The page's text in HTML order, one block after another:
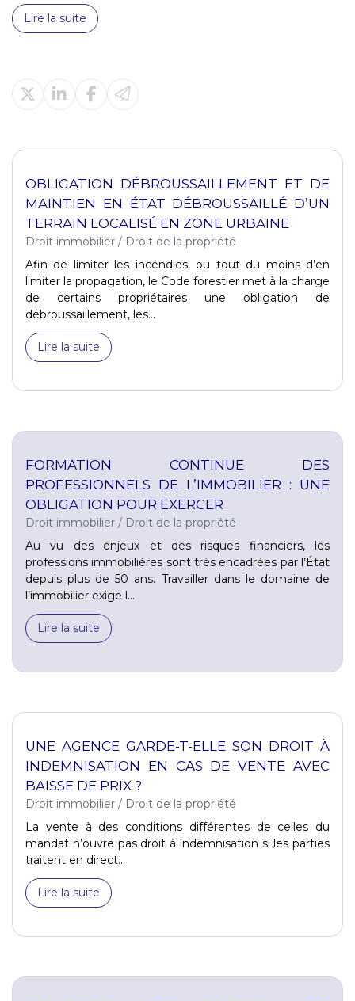
Lire la suite
OBLIGATION DÉBROUSSAILLEMENT ET DE
MAINTIEN EN ÉTAT DÉBROUSSAILLÉ D’UN
TERRAIN LOCALISÉ EN ZONE URBAINE
Droit immobilier / Droit de la propriété
Afin de limiter les incendies, ou tout du moins d’en
limiter la propagation, le Code forestier met à la charge
de certains propriétaires une obligation de
débroussaillement, les...
Lire la suite
FORMATION CONTINUE DES
PROFESSIONNELS DE L’IMMOBILIER : UNE
OBLIGATION POUR EXERCER
Droit immobilier / Droit de la propriété
Au vu des enjeux et des risques financiers, les
professions immobilières sont très encadrées par l’État
depuis plus de 50 ans. Travailler dans le domaine de
l’immobilier exige l...
Lire la suite
UNE AGENCE GARDE-T-ELLE SON DROIT À
INDEMNISATION EN CAS DE VENTE AVEC
BAISSE DE PRIX ?
Droit immobilier / Droit de la propriété
La vente à des conditions différentes de celles du
mandat n’ouvre pas droit à indemnisation si les parties
traitent en direct...
Lire la suite